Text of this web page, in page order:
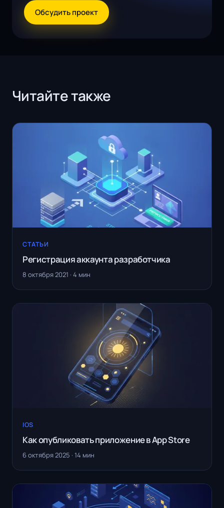
Обсудить проект
Читайте также
СТАТЬИ
Регистрация аккаунта разработчика
8 октября 2021 · 4 мин
IOS
Как опубликовать приложение в App Store
6 октября 2025 · 14 мин